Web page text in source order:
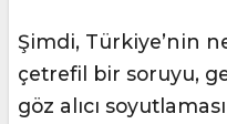
Şimdi, Türkiye’nin
çetrefil bir soruyu,
göz alıcı